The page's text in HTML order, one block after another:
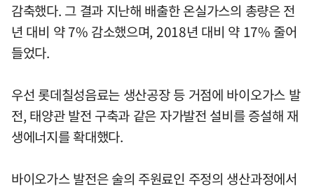
감축했다. 그 결과 지난해 배출한 온실가스의 총량은 전
년 대비 약 7% 감소했으며, 2018년 대비 약 17% 줄어
들었다.
우선 롯데칠성음료는 생산공장 등 거점에 바이오가스 발
전, 태양관 발전 구축과 같은 자가발전 설비를 증설해 재
생에너지를 확대했다.
바이오가스 발전은 술의 주원료인 주정의 생산과정에서